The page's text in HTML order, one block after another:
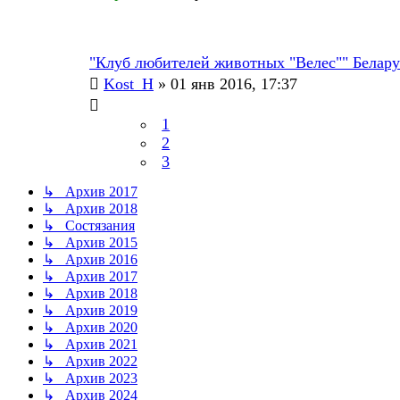
"Клуб любителей животных "Велес""
Kost_H » 01 янв 2016, 17:37
1
2
3
↳ Архив 2017
↳ Архив 2018
↳ Состязания
↳ Архив 2015
↳ Архив 2016
↳ Архив 2017
↳ Архив 2018
↳ Архив 2019
↳ Архив 2020
↳ Архив 2021
↳ Архив 2022
↳ Архив 2023
↳ Архив 2024